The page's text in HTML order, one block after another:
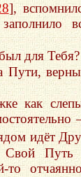
],
для Тебя?
как
идёт
Свой Путь